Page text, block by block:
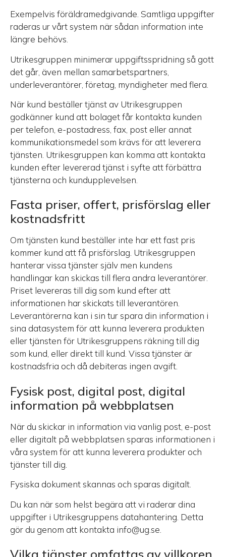
Exempelvis föräldramedgivande. Samtliga uppgifter
raderas ur vårt system när sådan information inte
längre behövs.
Utrikesgruppen minimerar uppgiftsspridning så gott
det går, även mellan samarbetspartners,
underleverantörer, företag, myndigheter med flera.
När kund beställer tjänst av Utrikesgruppen
godkänner kund att bolaget får kontakta kunden
per telefon, e-postadress, fax, post eller annat
kommunikationsmedel som krävs för att leverera
tjänsten. Utrikesgruppen kan komma att kontakta
kunden efter levererad tjänst i syfte att förbättra
tjänsterna och kundupplevelsen.
Fasta priser, offert, prisförslag eller
kostnadsfritt
Om tjänsten kund beställer inte har ett fast pris
kommer kund att få prisförslag. Utrikesgruppen
hanterar vissa tjänster själv men kundens
handlingar kan skickas till flera andra leverantörer.
Priset levereras till dig som kund efter att
informationen har skickats till leverantören.
Leverantörerna kan i sin tur spara din information i
sina datasystem för att kunna leverera produkten
eller tjänsten för Utrikesgruppens räkning till dig
som kund, eller direkt till kund. Vissa tjänster är
kostnadsfria och då debiteras ingen avgift.
Fysisk post, digital post, digital
information på webbplatsen
När du skickar in information via vanlig post, e-post
eller digitalt på webbplatsen sparas informationen i
våra system för att kunna leverera produkter och
tjänster till dig.
Fysiska dokument skannas och sparas digitalt.
Du kan när som helst begära att vi raderar dina
uppgifter i Utrikesgruppens datahantering. Detta
gör du genom att kontakta info@ug.se.
Vilka tjänster omfattas av villkoren